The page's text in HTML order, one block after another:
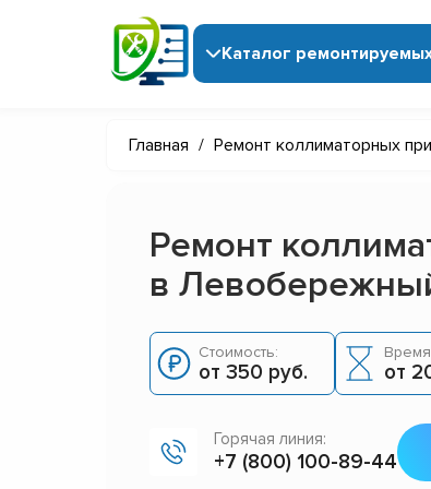
Каталог
Главная / Ремонт коллиматорных
Ремонт
в
Стоимость:
от 350 руб. от
Горячая линия:
+7 (800) 100-89-44